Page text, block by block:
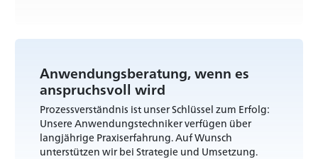
Anwendungsberatung, wenn es
anspruchsvoll wird
Prozessverständnis ist unser Schlüssel zum Erfolg:
Unsere Anwendungstechniker verfügen über
langjährige Praxiserfahrung. Auf Wunsch
unterstützen wir bei Strategie und Umsetzung.